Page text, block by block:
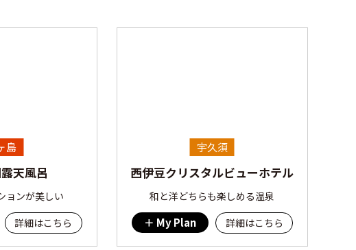
島
天風呂
ョンが美しい
詳細はこちら
宇久須
西伊豆クリスタルビューホテル
和と洋どちらも楽しめる温泉
My Plan 詳細はこちら